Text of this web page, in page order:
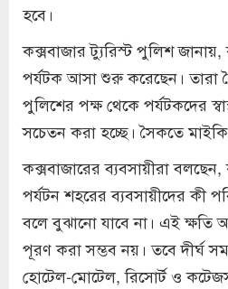
হবে।
কক্সবাজার ট্যুরিস্ট পুলিশ
পর্যটক আসা শুরু করেছেন। তারা
পুলিশের পক্ষ থেকে পর্যটকদের
সচেতন করা হচ্ছে। সৈকতে
কক্সবাজারের ব্যবসায়ীরা
পর্যটন শহরের ব্যবসায়ীদের কী
বলে বুঝানো যাবে না। এই ক্ষতি
পূরণ করা সম্ভব নয়। তবে দীর্ঘ
হোটেল-মোটেল, রিসোর্ট ও